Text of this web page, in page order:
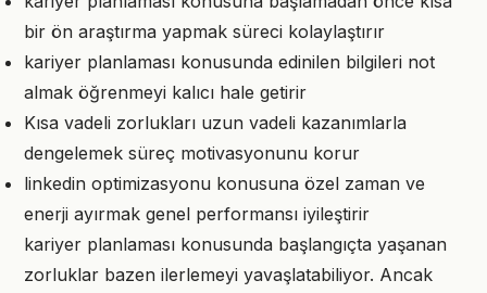
bir ön araştırma yapmak süreci kolaylaştırır
kariyer planlaması konusunda edinilen bilgileri not
almak öğrenmeyi kalıcı hale getirir
Kısa vadeli zorlukları uzun vadeli kazanımlarla
dengelemek süreç motivasyonunu korur
linkedin optimizasyonu konusuna özel zaman ve
enerji ayırmak genel performansı iyileştirir
kariyer planlaması konusunda başlangıçta yaşanan
zorluklar bazen ilerlemeyi yavaşlatabiliyor. Ancak